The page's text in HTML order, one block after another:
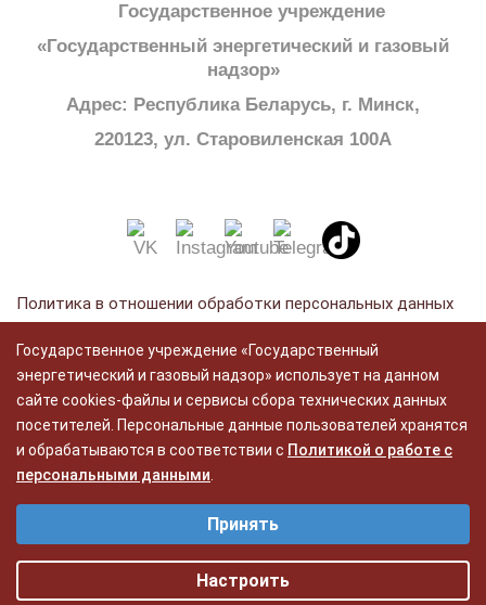
Государственное учреждение
«Государственный энергетический и газовый
надзор»
Адрес: Республика Беларусь, г. Минск,
220123, ул. Старовиленская 100А
Политика в отношении обработки персональных данных
Политика видеонаблюдения
Разработка:
ЦВР «Октябрьский»
Государственное учреждение «Государственный
энергетический и газовый надзор» использует на данном
сайте cookies-файлы и сервисы сбора технических данных
посетителей. Персональные данные пользователей хранятся
и обрабатываются в соответствии с Политикой о работе с
персональными данными
Функциональные - функциональные файлы cookie делают сайт
работу функционала Сайта и достоверность предлагаемых услуг.
Принять
Настроить